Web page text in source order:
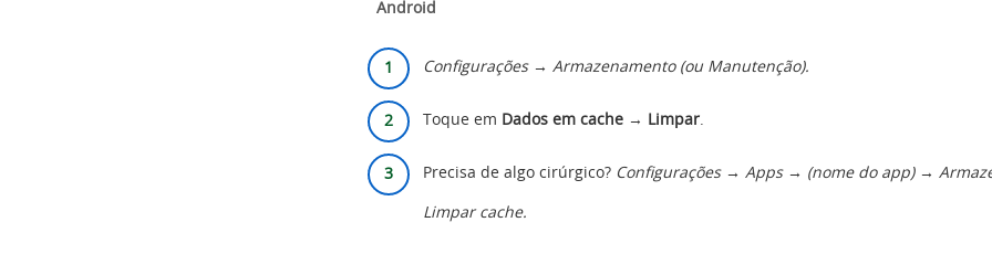
Android
Configurações → Armazenamento (ou Manutenção).
Toque em Dados em cache → Limpar.
Precisa de algo cirúrgico? Configurações → Apps → (nome do app) →
Limpar cache.